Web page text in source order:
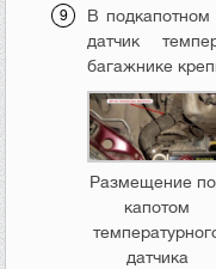
В подкапотном
датчик
багажнике
Размещение
капотом
датчика